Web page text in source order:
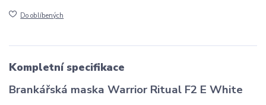
Do oblíbených
Kompletní specifikace
Brankářská maska Warrior Ritual F2 E White